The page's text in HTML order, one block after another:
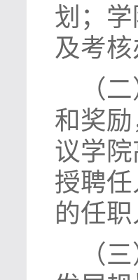
划；
及考
（
和奖
议学
授聘
的任
（